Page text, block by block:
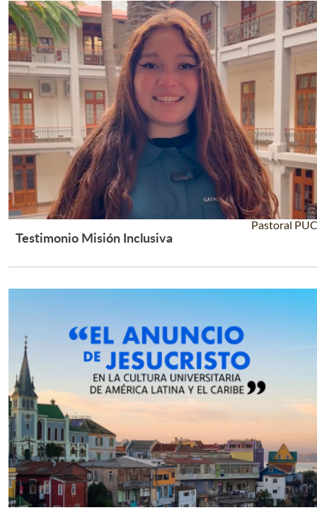
Testimonio Misión Inclusiva
Pastoral